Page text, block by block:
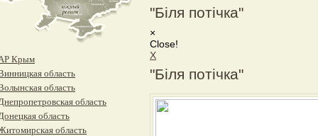
"Біля потічка"
×
Close!
X
"Біля потічка"
Крым
область
область
область
область
область